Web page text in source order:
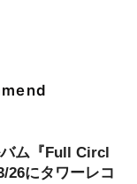
ム『Full Circl
26にタワーレコ